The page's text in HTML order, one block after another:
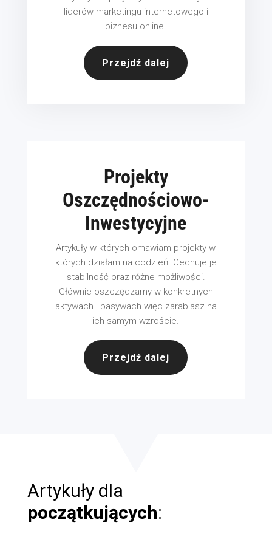
liderów marketingu internetowego i
biznesu online.
Przejdź dalej
Projekty
Oszczędnościowo-
Inwestycyjne
Artykuły w których omawiam projekty w
których działam na codzień. Cechuje je
stabilność oraz różne możliwości.
Głównie oszczędzamy w konkretnych
aktywach i pasywach więc zarabiasz na
ich samym wzroście.
Przejdź dalej
Artykuły dla
początkujących: